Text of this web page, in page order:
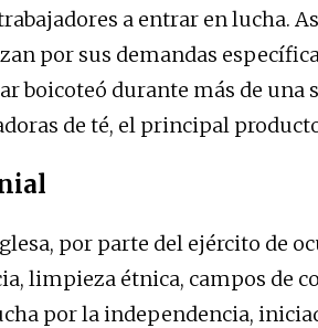
a entrar en lucha.
por sus demandas
boicoteó durante más de una
de té, el principal
por parte del ejército de
limpieza étnica, campos de
por la independencia,